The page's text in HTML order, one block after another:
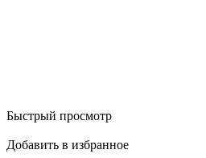
Быстрый просмотр
Добавить в избранное